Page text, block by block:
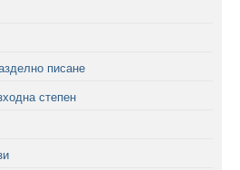
писане
степен